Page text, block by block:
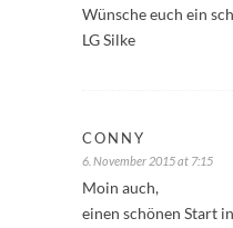
Wünsche euch ein
LG Silke
CONNY
6. November 2015 at 7:15
Moin auch,
einen schönen Start